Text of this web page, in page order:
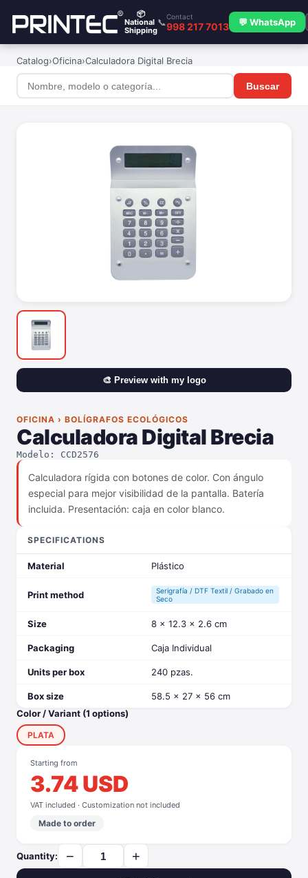
📦
National
Shipping
📞
Contact
998 217 7013 💬 WhatsApp
Catalog›Oficina›Calculadora Digital Brecia
Buscar
🎨 Preview with my logo
OFICINA › BOLÍGRAFOS ECOLÓGICOS
Calculadora Digital Brecia
Modelo: CCD2576
Calculadora rígida con botones de color. Con ángulo
especial para mejor visibilidad de la pantalla. Batería
incluida. Presentación: caja en color blanco.
SPECIFICATIONS
Material Plástico
Print method
Serigrafía / DTF Textil / Grabado en
Seco
Size 8 x 12.3 x 2.6 cm
Packaging Caja Individual
Units per box 240 pzas.
Box size
58.5 x 27 x 56 cm
Color / Variant (1 options)
PLATA
Starting from
3.74 USD
VAT included · Customization not included
Made to order
Quantity: − +